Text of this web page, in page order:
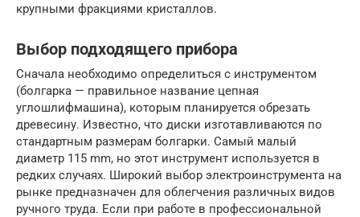
крупными фракциями кристаллов.
Выбор подходящего прибора
Сначала необходимо определиться с инструментом
(болгарка — правильное название цепная
углошлифмашина), которым планируется обрезать
древесину. Известно, что диски изготавливаются по
стандартным размерам болгарки. Самый малый
диаметр 115 mm, но этот инструмент используется в
редких случаях. Широкий выбор электроинструмента на
рынке предназначен для облегчения различных видов
ручного труда. Если при работе в профессиональной